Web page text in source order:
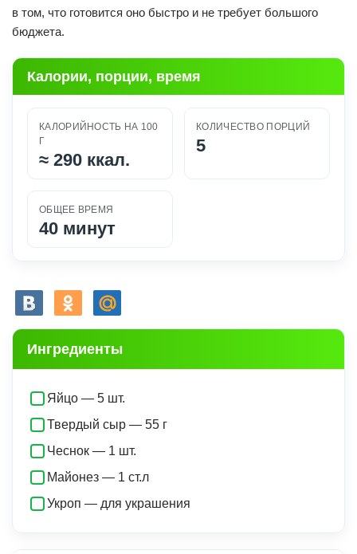
в том, что готовится оно быстро и не требует большого
бюджета.
Калории, порции, время
КАЛОРИЙНОСТЬ НА 100
Г
≈ 290 ккал.
КОЛИЧЕСТВО ПОРЦИЙ
5
ОБЩЕЕ ВРЕМЯ
40 минут
Ингредиенты
Яйцо — 5 шт.
Твердый сыр — 55 г
Чеснок — 1 шт.
Майонез — 1 ст.л
Укроп — для украшения